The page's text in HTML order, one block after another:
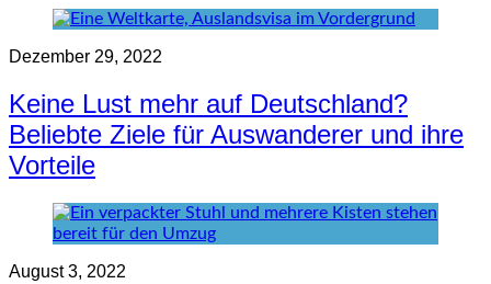
Dezember 29, 2022
Keine Lust mehr auf Deutschland?
Beliebte Ziele für Auswanderer und ihre
Vorteile
August 3, 2022